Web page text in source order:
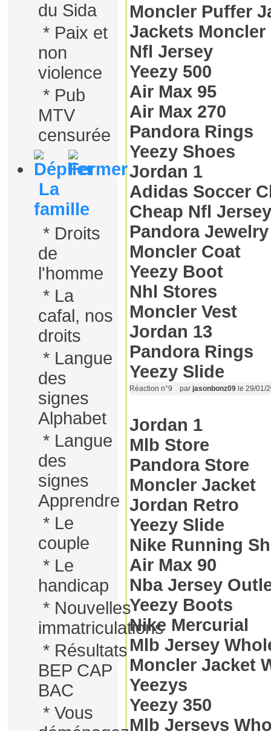
du Sida
* Paix et
non
violence
* Pub
MTV
censurée
La
famille
* Droits
de
l'homme
* La
cafal, nos
droits
* Langue
des
signes
Alphabet
* Langue
des
signes
Apprendre
* Le
couple
* Le
handicap
* Nouvelles
immatriculations
* Résultats
BEP CAP
BAC
* Vous
Moncler Puffer
Jackets Moncler
Nfl Jersey
Yeezy 500
Air Max 95
Air Max 270
Pandora Rings
Yeezy Shoes
Jordan 1
Adidas Soccer
Cheap Nfl
Pandora Jewelry
Moncler Coat
Yeezy Boot
Nhl Stores
Moncler Vest
Jordan 13
Pandora Rings
Yeezy Slide
Réaction n°9 par jasonbonz09 le 29/01/
Jordan 1
Mlb Store
Pandora Store
Moncler Jacket
Jordan Retro
Yeezy Slide
Nike Running
Air Max 90
Nba Jersey
Yeezy Boots
Nike Mercurial
Mlb Jersey
Moncler Jacket
Yeezys
Yeezy 350
Mlb Jerseys